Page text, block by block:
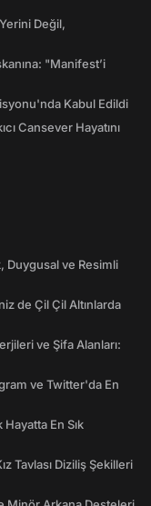
Değil,
"Manifest’i
Kabul Edildi
Cansever Hayatını
Duygusal ve Resimli
de Çil Çil Altınlarda
ve Şifa Alanları:
ve Twitter'da En
En Sık
Tavlası Diziliş Şekilleri